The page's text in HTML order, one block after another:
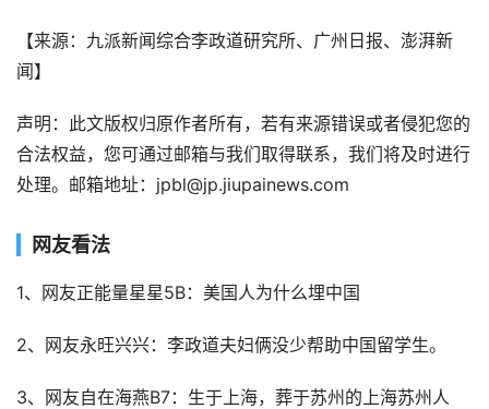
【来源：九派新闻综合李政道研究所、广州日报、澎湃新
闻】
声明：此文版权归原作者所有，若有来源错误或者侵犯您的
合法权益，您可通过邮箱与我们取得联系，我们将及时进行
处理。邮箱地址：jpbl@jp.jiupainews.com
网友看法
1、网友正能量星星5B：美国人为什么埋中国
2、网友永旺兴兴：李政道夫妇俩没少帮助中国留学生。
3、网友自在海燕B7：生于上海，葬于苏州的上海苏州人